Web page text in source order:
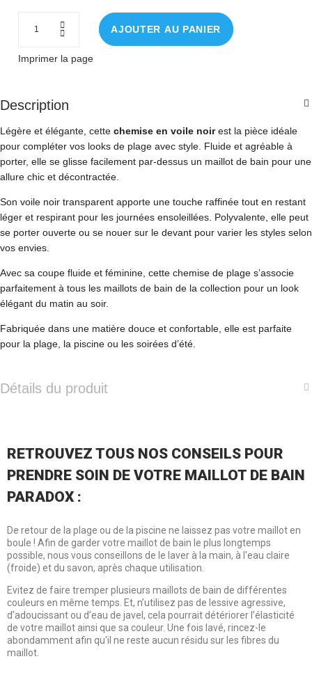
AJOUTER AU PANIER
Imprimer la page
Description
Légère et élégante, cette chemise en voile noirest la pièce idéale
pour compléter vos looks de plage avec style. Fluide et agréable à
porter, elle se glisse facilement par-dessus un maillot de bain pour une
allure chic et décontractée.
Son voile noir transparent apporte une touche raffinée tout en restant
léger et respirant pour les journées ensoleillées. Polyvalente, elle peut
se porter ouverte ou se nouer sur le devant pour varier les styles selon
vos envies.
Avec sa coupe fluide et féminine, cette chemise de plage s’associe
parfaitement à tous les maillots de bain de la collection pour un look
élégant du matin au soir.
Fabriquée dans une matière douce et confortable, elle est parfaite
pour la plage, la piscine ou les soirées d’été.
Détails du produit
RETROUVEZ TOUS NOS CONSEILS POUR
PRENDRE SOIN DE VOTRE MAILLOT DE BAIN
PARADOX :
De retour de la plage ou de la piscine ne laissez pas votre maillot en
boule ! Afin de garder votre maillot de bain le plus longtemps
possible, nous vous conseillons de le laver à la main, à l'eau claire
(froide) et du savon, après chaque utilisation.
Evitez de faire tremper plusieurs maillots de bain de différentes
couleurs en même temps. Et, n’utilisez pas de lessive agressive,
d’adoucissant ou d’eau de javel, cela pourrait détériorer l’élasticité
de votre maillot ainsi que sa couleur. Une fois lavé, rincez-le
abondamment afin qu'il ne reste aucun résidu sur les fibres du
maillot.